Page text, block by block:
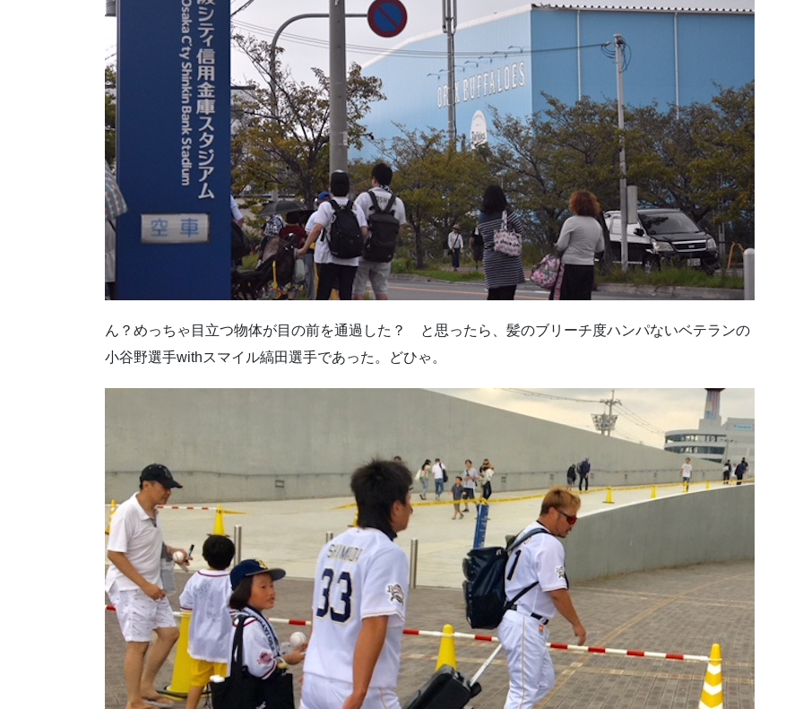
ん？めっちゃ目立つ物体が目の前を通過した？ と思ったら、髪のブリーチ度ハンパないベテランの
小谷野選手withスマイル縞田選手であった。どひゃ。